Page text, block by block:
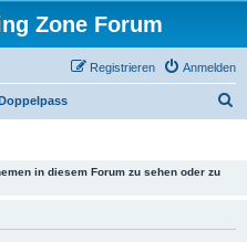
Zone Forum
Anmelden
Registrieren
in diesem Forum zu sehen oder zu